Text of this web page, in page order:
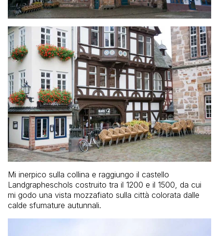
Mi inerpico sulla collina e raggiungo il castello
Landgrapheschols costruito tra il 1200 e il 1500, da cui
mi godo una vista mozzafiato sulla città colorata dalle
calde sfumature autunnali.